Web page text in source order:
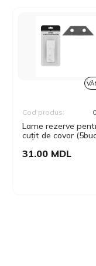
Lame rezerve
cuțit de covor
Cod produs:
31.00 MDL